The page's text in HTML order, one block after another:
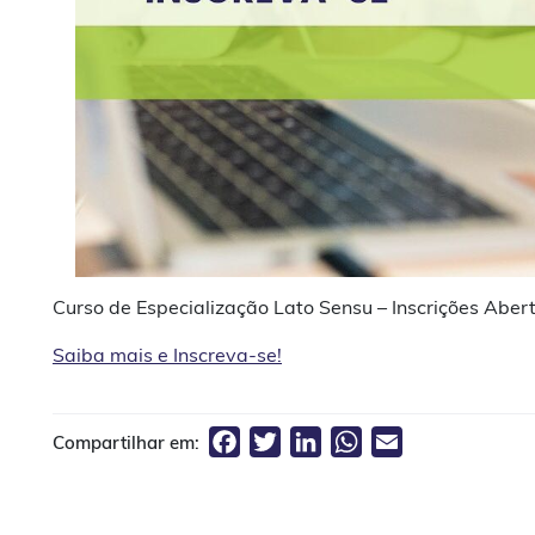
Curso de Especialização Lato Sensu – Inscrições
Saiba mais e Inscreva-se!
Compartilhar em: FacebookTwitterLinkedInWhatsApp